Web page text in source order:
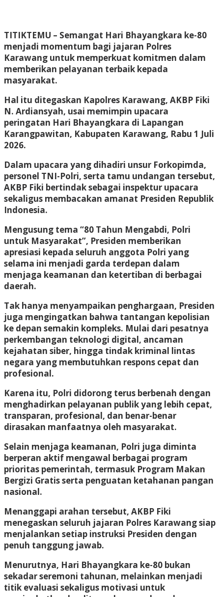
TITIKTEMU – Semangat Hari Bhayangkara ke-80
menjadi momentum bagi jajaran Polres
Karawang untuk memperkuat komitmen dalam
memberikan pelayanan terbaik kepada
masyarakat.
Hal itu ditegaskan Kapolres Karawang, AKBP Fiki
N. Ardiansyah, usai memimpin upacara
peringatan Hari Bhayangkara di Lapangan
Karangpawitan, Kabupaten Karawang, Rabu 1 Juli
2026.
Dalam upacara yang dihadiri unsur Forkopimda,
personel TNI-Polri, serta tamu undangan tersebut,
AKBP Fiki bertindak sebagai inspektur upacara
sekaligus membacakan amanat Presiden Republik
Indonesia.
Mengusung tema “80 Tahun Mengabdi, Polri
untuk Masyarakat”, Presiden memberikan
apresiasi kepada seluruh anggota Polri yang
selama ini menjadi garda terdepan dalam
menjaga keamanan dan ketertiban di berbagai
daerah.
Tak hanya menyampaikan penghargaan, Presiden
juga mengingatkan bahwa tantangan kepolisian
ke depan semakin kompleks. Mulai dari pesatnya
perkembangan teknologi digital, ancaman
kejahatan siber, hingga tindak kriminal lintas
negara yang membutuhkan respons cepat dan
profesional.
Karena itu, Polri didorong terus berbenah dengan
menghadirkan pelayanan publik yang lebih cepat,
transparan, profesional, dan benar-benar
dirasakan manfaatnya oleh masyarakat.
Selain menjaga keamanan, Polri juga diminta
berperan aktif mengawal berbagai program
prioritas pemerintah, termasuk Program Makan
Bergizi Gratis serta penguatan ketahanan pangan
nasional.
Menanggapi arahan tersebut, AKBP Fiki
menegaskan seluruh jajaran Polres Karawang siap
menjalankan setiap instruksi Presiden dengan
penuh tanggung jawab.
Menurutnya, Hari Bhayangkara ke-80 bukan
sekadar seremoni tahunan, melainkan menjadi
titik evaluasi sekaligus motivasi untuk